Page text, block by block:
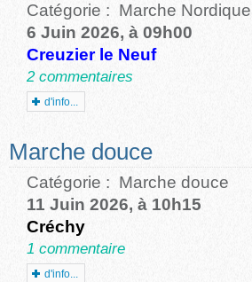
Catégorie : Marche Nordique
6 Juin 2026, à 09h00
Creuzier le Neuf
2 commentaires
d'info...
Marche douce
Catégorie : Marche douce
11 Juin 2026, à 10h15
Créchy
1 commentaire
d'info...